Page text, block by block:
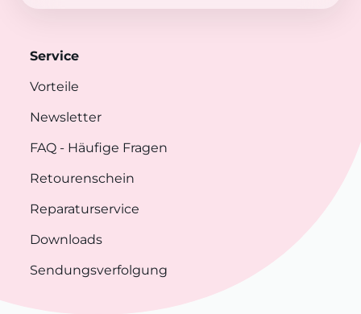
Service
Vorteile
Newsletter
FAQ - Häufige Fragen
Retourenschein
Reparaturservice
Downloads
Sendungsverfolgung